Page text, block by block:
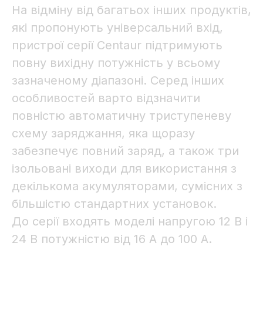
На відміну від багатьох інших продуктів,
які пропонують універсальний вхід,
пристрої серії Centaur підтримують
повну вихідну потужність у всьому
зазначеному діапазоні. Серед інших
особливостей варто відзначити
повністю автоматичну триступеневу
схему заряджання, яка щоразу
забезпечує повний заряд, а також три
ізольовані виходи для використання з
декількома акумуляторами, сумісних з
більшістю стандартних установок.
До серії входять моделі напругою 12 В і
24 В потужністю від 16 А до 100 А.